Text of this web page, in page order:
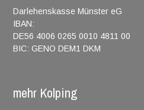
Darlehenskasse Münster eG
IBAN:
DE56 4006 0265 0010 4811 00
BIC: GENO DEM1 DKM
mehr Kolping